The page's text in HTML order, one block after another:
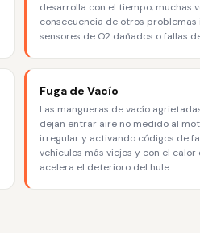
desarrolla con el tiempo, muchas
consecuencia de otros problemas
sensores de O2 dañados o fallas
Fuga de Vacío
Las mangueras de vacío
dejan entrar aire no medido al
irregular y activando códigos de
vehículos más viejos y con el calor
acelera el deterioro del hule.